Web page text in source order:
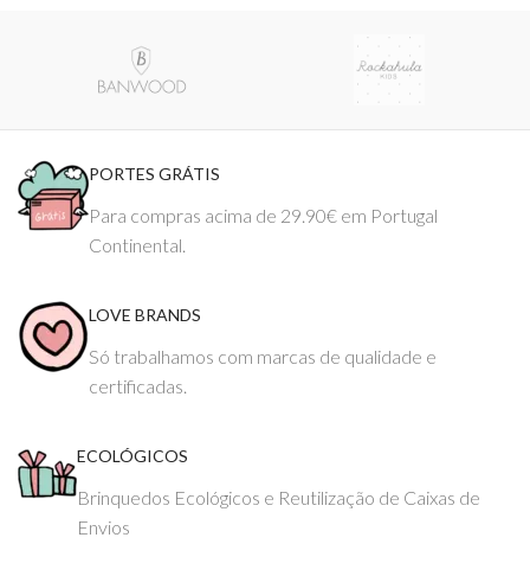
PORTES GRÁTIS
Para compras acima de 29.90€ em Portugal
Continental.
LOVE BRANDS
Só trabalhamos com marcas de qualidade e
certificadas.
ECOLÓGICOS
Brinquedos Ecológicos e Reutilização de Caixas de
Envios